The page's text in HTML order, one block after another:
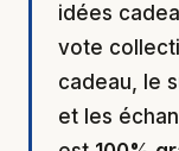
idées
vote
cadeau, le
et les